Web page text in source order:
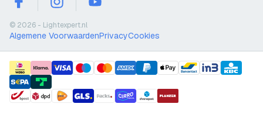
facebookinstagramyoutube
© 2026 - Lightexpert.nl
Algemene VoorwaardenPrivacyCookies
payment methods
shipment methods